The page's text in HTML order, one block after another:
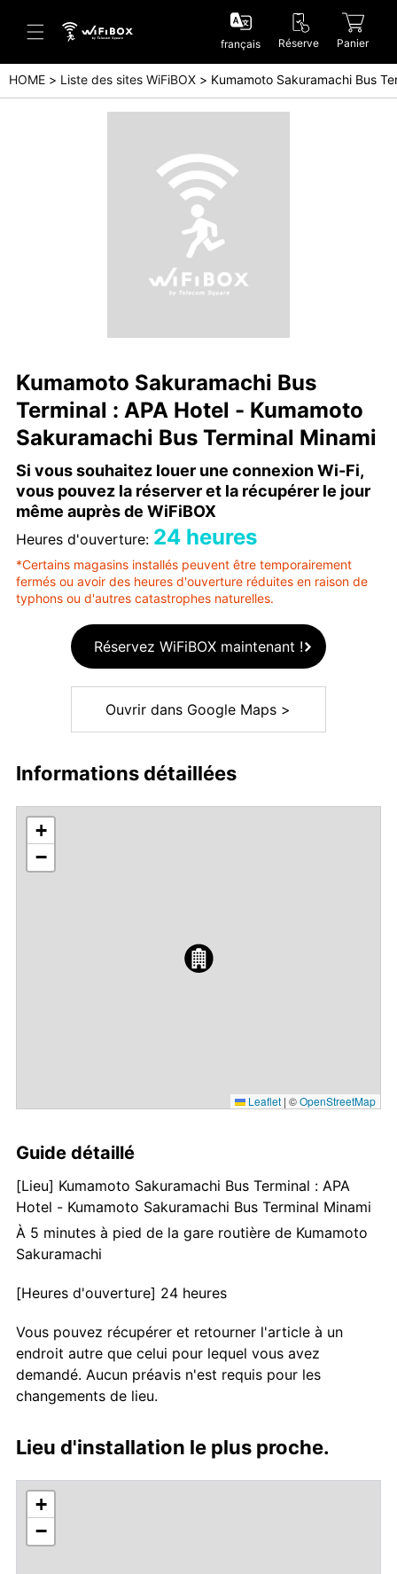
Aide/Contactez-nous
Centre d'aide (English)
français Réserve Panier
HOME Liste des sites WiFiBOX Kumamoto Sakuramachi Bus
Kumamoto Sakuramachi Bus
Terminal : APA Hotel - Kumamoto
Sakuramachi Bus Terminal Minami
Si vous souhaitez louer une connexion Wi-Fi,
vous pouvez la réserver et la récupérer le jour
même auprès de WiFiBOX
Heures d'ouverture: 24 heures
*Certains magasins installés peuvent être temporairement
fermés ou avoir des heures d'ouverture réduites en raison de
typhons ou d'autres catastrophes naturelles.
Réservez WiFiBOX maintenant !
Ouvrir dans Google Maps >
Informations détaillées
+
−
Leaflet | ©OpenStreetMap
Guide détaillé
[Lieu] Kumamoto Sakuramachi Bus Terminal : APA
Hotel - Kumamoto Sakuramachi Bus Terminal Minami
À 5 minutes à pied de la gare routière de Kumamoto
Sakuramachi
[Heures d'ouverture] 24 heures
Vous pouvez récupérer et retourner l'article à un
endroit autre que celui pour lequel vous avez
demandé. Aucun préavis n'est requis pour les
changements de lieu.
Lieu d'installation le plus proche.
+
−